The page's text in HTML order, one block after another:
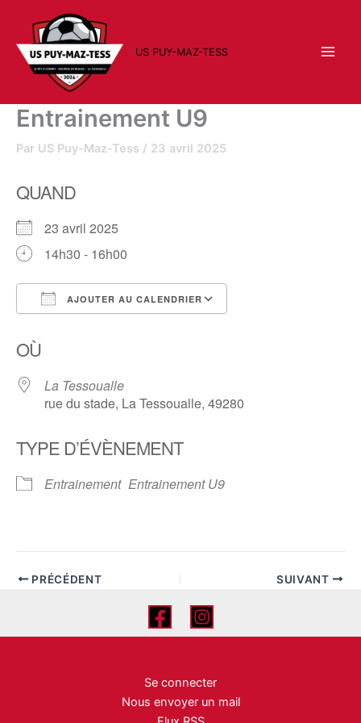
contenu
US PUY-MAZ-TESS
Entrainement U9
Par US Puy-Maz-Tess / 23 avril 2025
QUAND
23 avril 2025
14h30 - 16h00
AJOUTER AU CALENDRIER
OÙ
La Tessoualle
rue du stade, La Tessoualle, 49280
TYPE D’ÉVÈNEMENT
Entrainement Entrainement U9
PRÉCÉDENT SUIVANT
Se connecter
Nous envoyer un mail